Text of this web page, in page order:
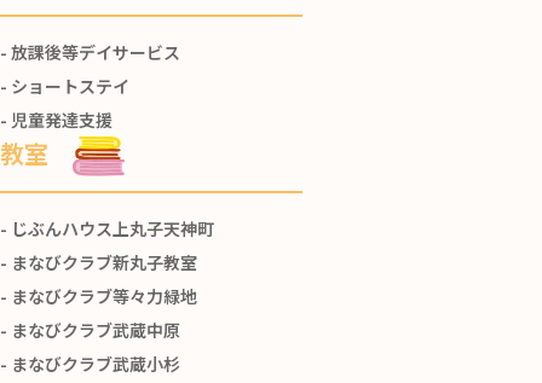
放課後等デイサービス
ショートステイ
児童発達支援
教室
じぶんハウス上丸子天神町
まなびクラブ新丸子教室
まなびクラブ等々力緑地
まなびクラブ武蔵中原
まなびクラブ武蔵小杉